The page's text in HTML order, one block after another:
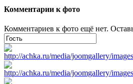
Комментарии к фото
Комментариев к фото ещё нет.